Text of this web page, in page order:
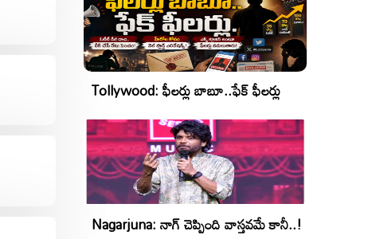
Tollywood: ఫీలర్లు బాబూ..ఫేక్ ఫీలర్లు
Nagarjuna: నాగ్ చెప్పింది వాస్తవమే కానీ..!